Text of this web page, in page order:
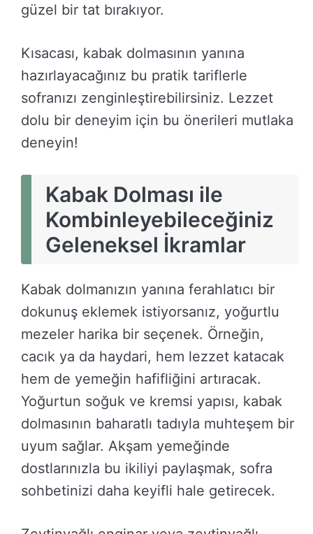
güzel bir tat bırakıyor.
Kısacası, kabak dolmasının yanına
hazırlayacağınız bu pratik tariflerle
sofranızı zenginleştirebilirsiniz. Lezzet
dolu bir deneyim için bu önerileri mutlaka
deneyin!
Kabak Dolması ile
Kombinleyebileceğiniz
Geleneksel İkramlar
Kabak dolmanızın yanına ferahlatıcı bir
dokunuş eklemek istiyorsanız, yoğurtlu
mezeler harika bir seçenek. Örneğin,
cacık ya da haydari, hem lezzet katacak
hem de yemeğin hafifliğini artıracak.
Yoğurtun soğuk ve kremsi yapısı, kabak
dolmasının baharatlı tadıyla muhteşem bir
uyum sağlar. Akşam yemeğinde
dostlarınızla bu ikiliyi paylaşmak, sofra
sohbetinizi daha keyifli hale getirecek.